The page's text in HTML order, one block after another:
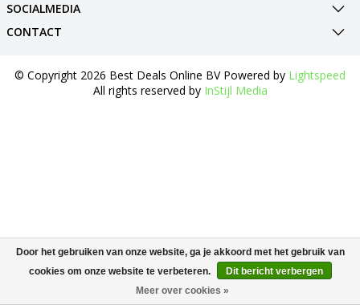
SOCIALMEDIA
CONTACT
© Copyright 2026 Best Deals Online BV Powered by Lightspeed
All rights reserved by InStijl Media
Door het gebruiken van onze website, ga je akkoord met het gebruik van
cookies om onze website te verbeteren.
Dit bericht verbergen
Meer over cookies »